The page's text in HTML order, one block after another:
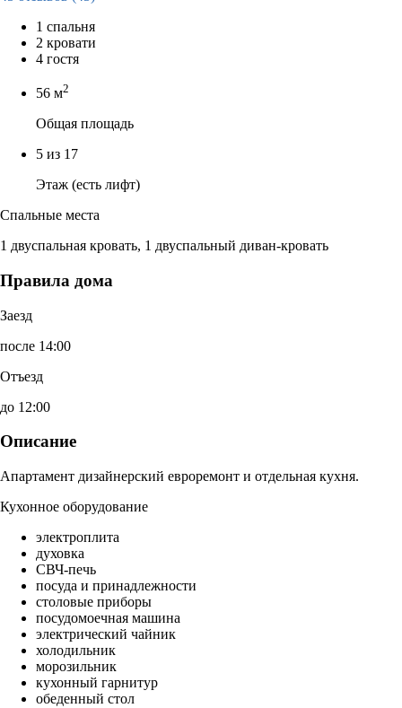
1 спальня
2 кровати
4 гостя
56 м2
Общая площадь
5 из 17
Этаж (есть лифт)
Спальные места
1 двуспальная кровать, 1 двуспальный диван-кровать
Правила дома
Заезд
после 14:00
Отъезд
до 12:00
Описание
Апартамент дизайнерский евроремонт и отдельная кухня.
Кухонное оборудование
электроплита
духовка
СВЧ-печь
посуда и принадлежности
столовые приборы
посудомоечная машина
электрический чайник
холодильник
морозильник
кухонный гарнитур
обеденный стол